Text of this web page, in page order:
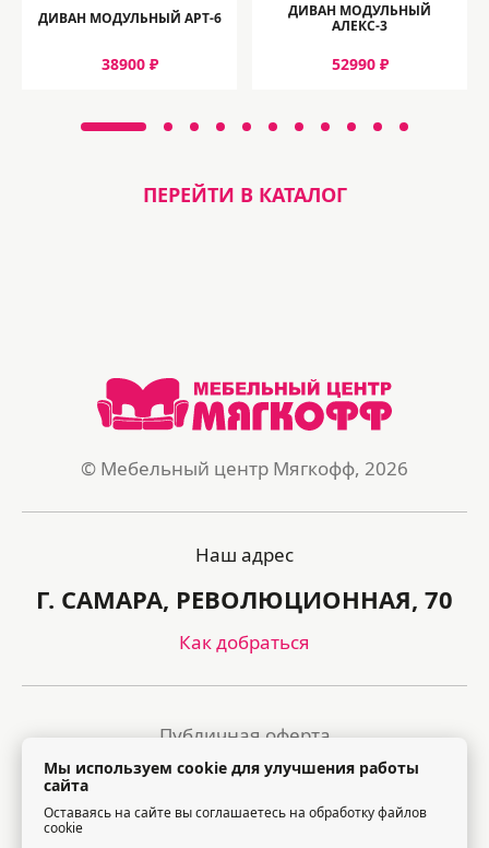
ДИВАН МОДУЛЬНЫЙ АРТ-6
38900 ₽
ДИВАН МОДУЛЬНЫЙ
АЛЕКС-3
52990 ₽
ПЕРЕЙТИ В КАТАЛОГ
© Мебельный центр Мягкофф, 2026
Наш адрес
Г. САМАРА, РЕВОЛЮЦИОННАЯ, 70
Как добраться
Публичная оферта
Политика обработки персональных данных
Правила посещения торгового центра
Мы используем cookie для улучшения работы
сайта
Оставаясь на сайте вы соглашаетесь на обработку файлов
cookie